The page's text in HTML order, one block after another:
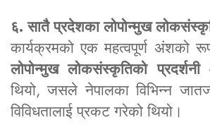
६. सातै प्रदेशका लोपोन्मुख
कार्यक्रमको एक महत्वपूर्ण अंशको
लोपोन्मुख लोकसंस्कृतिको प्रदर्शनी
थियो, जसले नेपालका विभिन्न
विविधतालाई प्रकट गरेको थियो।